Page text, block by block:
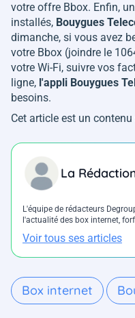
votre offre Bbox. Enfin,
installés, Bouygues
dimanche, si vous avez
votre Bbox (joindre le
votre Wi-Fi, suivre vos
ligne, l'appli Bouygues
besoins.
Cet article est un
La
L'équipe de rédacteurs
l'actualité des box internet,
Voir tous ses articles
Box internet